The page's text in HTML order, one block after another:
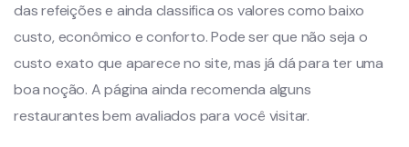
das refeições e ainda classifica os valores como baixo
custo, econômico e conforto. Pode ser que não seja o
custo exato que aparece no site, mas já dá para ter uma
boa noção. A página ainda recomenda alguns
restaurantes bem avaliados para você visitar.